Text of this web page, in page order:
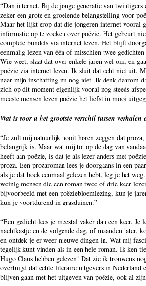
“Dan internet. Bij de jonge generatie van twintigers
zeker een grote en groeiende belangstelling voor
Maar het lijkt erop dat die jongeren internet vooral
informatie op te zoeken over poëzie. Het gebeurt
complete bundels via internet lezen. Het blijft
eenmalig lezen van één of misschien twee
Wie weet, slaat dat over enkele jaren wel om, en
poëzie via internet lezen. Ik sluit dat echt niet uit.
naar mijn inschatting nu nog niet. Ik denk daarom
zich op dit moment eigenlijk vooral nog steeds
meeste mensen lezen poëzie het liefst in mooi
Wat is voor u het grootste verschil tussen verhalen
“Je zult mij natuurlijk nooit horen zeggen dat
belangrijk is. Maar wat mij tot op de dag van
heeft aan poëzie, is dat je als lezer anders met
proza. Een prozaroman lees je doorgaans in een
als je dat boek eenmaal gelezen hebt, leg je het
weinig mensen die een roman twee of drie keer
bijvoorbeeld met een poëziebloemlezing, kun je
kun je voortdurend in grasduinen.”
“Een gedicht lees je meestal vaker dan een keer.
nachtkastje en de volgende dag, of maanden later,
en ontdek je er weer nieuwe dingen in. Wat mij
tegelijk kunt vinden als in een hele roman. Ik ken
Hugo Claus hebben gelezen! Dat zie ik trouwens
overtuigd dat echte literaire uitgevers in Nederland
blijven gaan met het uitgeven van poëzie, ook al